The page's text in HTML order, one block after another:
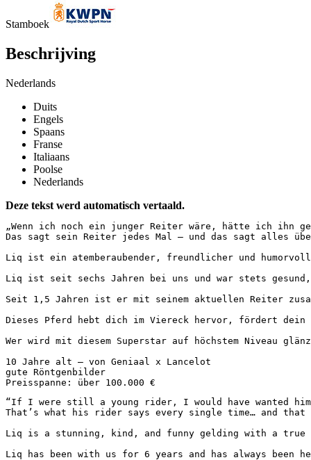
Stamboek
Beschrijving
Nederlands
Duits
Engels
Spaans
Franse
Italiaans
Poolse
Nederlands
Deze tekst werd automatisch vertaald.
„Wenn ich noch ein junger Reiter wäre, hätte ich ihn
Das sagt sein Reiter jedes Mal – und das sagt alles
Liq ist ein atemberaubender, freundlicher und
Liq ist seit sechs Jahren bei uns und war stets
Seit 1,5 Jahren ist er mit seinem aktuellen Reiter
Dieses Pferd hebt dich im Viereck hervor, fördert dein
Wer wird mit diesem Superstar auf höchstem Niveau
10 Jahre alt – von Geniaal x Lancelot
gute Röntgenbilder
Preisspanne: über 100.000 €
“If I were still a young rider, I would have wanted
That’s what his rider says every single time… and
Liq is a stunning, kind, and funny gelding with a
Liq has been with us for 6 years and has always